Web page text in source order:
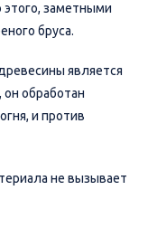
заметными
бруса.
является
он обработан
и против
не вызывает